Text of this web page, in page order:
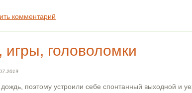
активных педагогических методик "ВзаимоДействие"
комментарий
игры, головоломки
поэтому устроили себе спонтанный выходной и